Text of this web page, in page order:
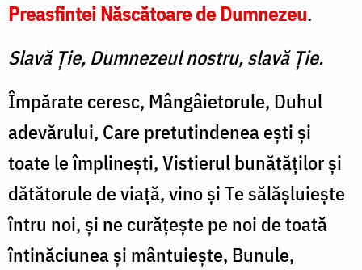
Preasfintei Născătoare de Dumnezeu.
Slavă Ție, Dumnezeul nostru, slavă Ție.
Împărate ceresc, Mângâieto­rule, Duhul
adevărului, Care pretutindenea ești și
toate le îm­plinești, Vistierul bunătăților și
dătătorule de viață, vino și Te sălășluiește
întru noi, și ne curățește pe noi de toată
întinăciunea și mântuiește, Bunule,